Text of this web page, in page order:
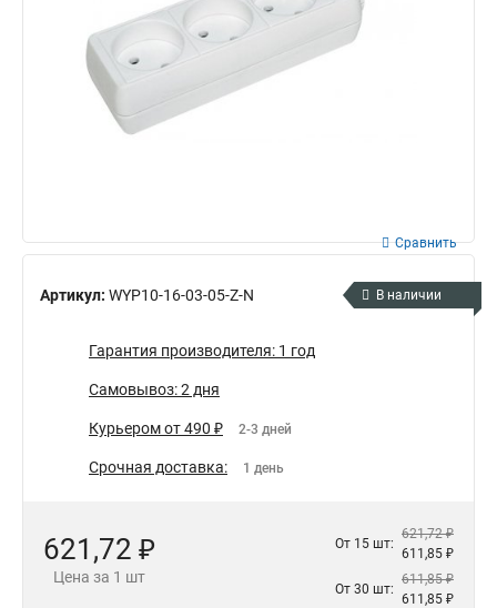
Артикул: WYP10-16-03-05-Z-N
Сравнить
В наличии
Гарантия производителя: 1 год
Самовывоз: 2 дня
Курьером от 490 ₽ 2-3 дней
Срочная доставка: 1 день
621,72 ₽
Цена за 1 шт
От 15 шт:
621,72 ₽
611,85 ₽
От 30 шт:
611,85 ₽
611,85 ₽